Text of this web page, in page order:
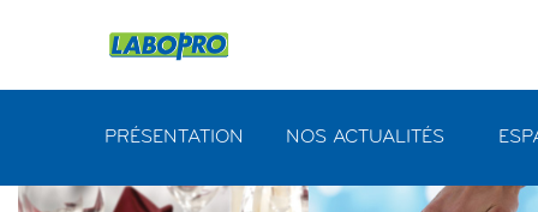
PRÉSENTATION NOS ACTUALITÉS